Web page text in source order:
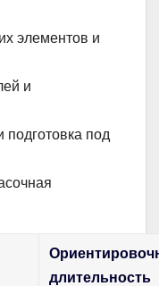
элементов и
и
под
длительность